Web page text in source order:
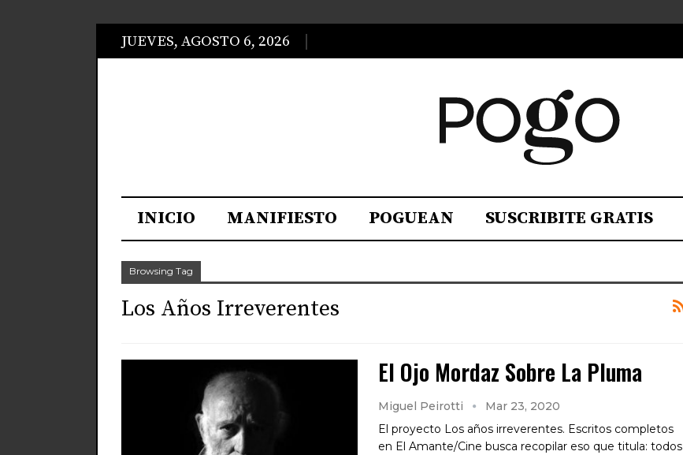
JUEVES, AGOSTO 6, 2026
INICIO MANIFIESTO POGUEAN SUSCRIBITE GRATIS
Browsing Tag
Los Años Irreverentes
El Ojo Mordaz Sobre La Pluma
Miguel Peirotti
Mar 23, 2020
El proyecto Los años irreverentes. Escritos completos
en El Amante/Cine busca recopilar eso que titula: todos